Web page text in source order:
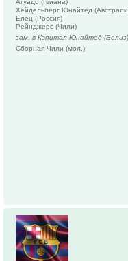
Агуадо (Гвиана)
Хейдельберг Юнайтед
Елец (Россия)
Рейнджерс (Чили)
зам. в Кэпитал Юнайтед (Белиз)
Сборная Чили (мол.)